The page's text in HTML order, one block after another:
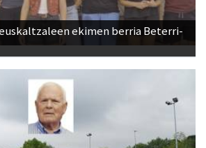
ekimen berria Beterri-